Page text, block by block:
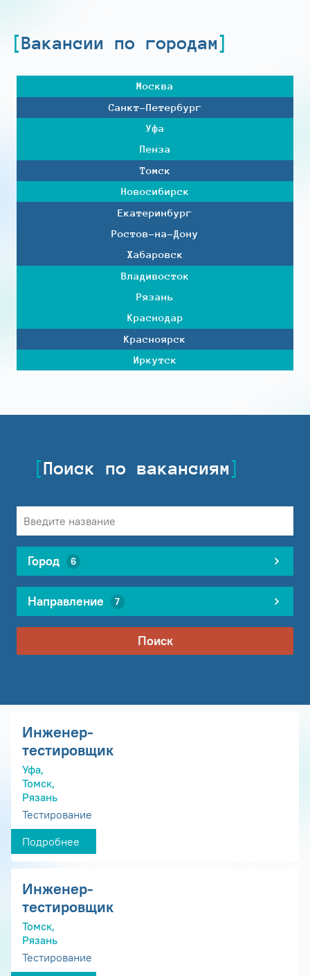
Вакансии по городам
Москва
Санкт-Петербург
Уфа
Пенза
Томск
Новосибирск
Екатеринбург
Ростов-на-Дону
Хабаровск
Владивосток
Рязань
Краснодар
Красноярск
Иркутск
Поиск по вакансиям
Город 6
Направление 7
Поиск
Инженер-
тестировщик
Уфа,
Томск,
Рязань
Тестирование
Подробнее
Инженер-
тестировщик
Томск,
Рязань
Тестирование